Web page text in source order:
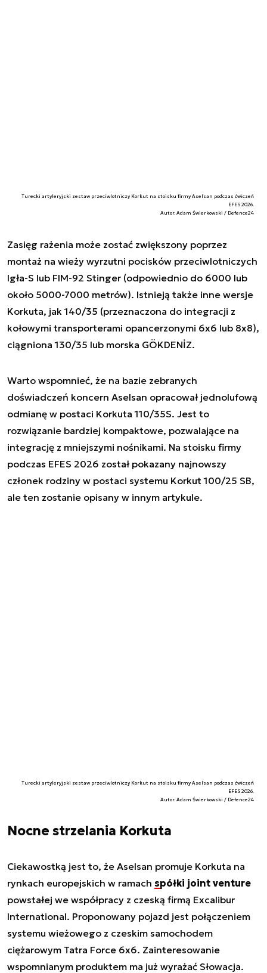
Turecki artyleryjski zestaw przeciwlotniczy Korkut na stoisku firmy Aselsan podczas ćwiczeń
EFES 2026.
Autor. Adam Świerkowski / Defence24
Zasięg rażenia może zostać zwiększony poprzez
montaż na wieży wyrzutni pocisków przeciwlotniczych
Igła-S lub FIM-92 Stinger (odpowiednio do 6000 lub
około 5000-7000 metrów). Istnieją także inne wersje
Korkuta, jak 140/35 (przeznaczona do integracji z
kołowymi transporterami opancerzonymi 6x6 lub 8x8),
ciągniona 130/35 lub morska GÖKDENİZ.
Warto wspomnieć, że na bazie zebranych
doświadczeń koncern Aselsan opracował jednolufową
odmianę w postaci Korkuta 110/35S. Jest to
rozwiązanie bardziej kompaktowe, pozwalające na
integrację z mniejszymi nośnikami. Na stoisku firmy
podczas EFES 2026 został pokazany najnowszy
członek rodziny w postaci systemu Korkut 100/25 SB,
ale ten zostanie opisany w innym artykule.
Turecki artyleryjski zestaw przeciwlotniczy Korkut na stoisku firmy Aselsan podczas ćwiczeń
EFES 2026.
Autor. Adam Świerkowski / Defence24
Nocne strzelania Korkuta
Ciekawostką jest to, że Aselsan promuje Korkuta na
rynkach europejskich w ramach spółki joint venture
powstałej we współpracy z czeską firmą Excalibur
International. Proponowany pojazd jest połączeniem
systemu wieżowego z czeskim samochodem
ciężarowym Tatra Force 6x6. Zainteresowanie
wspomnianym produktem ma już wyrażać Słowacja.